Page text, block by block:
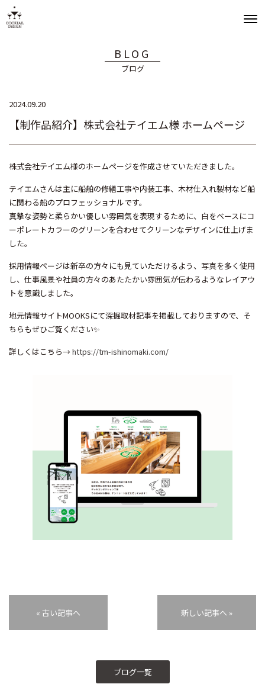
BLOG
ブログ
2024.09.20
【制作品紹介】株式会社テイエム様 ホームページ
株式会社テイエム様のホームページを作成させていただきました。
テイエムさんは主に船舶の修繕工事や内装工事、木材仕入れ製材など船
に関わる船のプロフェッショナルです。
真摯な姿勢と柔らかい優しい雰囲気を表現するために、白をベースにコ
ーポレートカラーのグリーンを合わせてクリーンなデザインに仕上げま
した。
採用情報ページは新卒の方々にも見ていただけるよう、写真を多く使用
し、仕事風景や社員の方々のあたたかい雰囲気が伝わるようなレイアウ
トを意識しました。
地元情報サイトMOOKSにて深掘取材記事を掲載しておりますので、そ
ちらもぜひご覧ください✨
詳しくはこちら→https://tm-ishinomaki.com/
« 古い記事へ 新しい記事へ »
ブログ一覧